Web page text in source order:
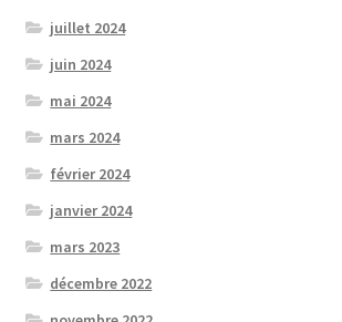
juillet 2024
juin 2024
mai 2024
mars 2024
février 2024
janvier 2024
mars 2023
décembre 2022